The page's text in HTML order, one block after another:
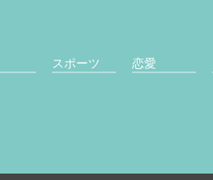
スポーツ 恋愛